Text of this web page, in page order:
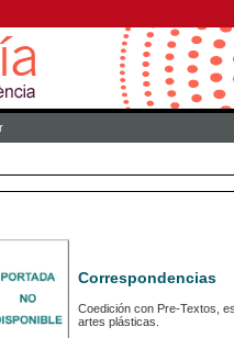
Correspondencias
Coedición con Pre-Textos,
artes plásticas.